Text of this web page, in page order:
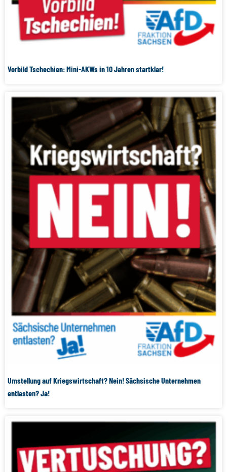
Vorbild Tschechien: Mini-AKWs in 10 Jahren startklar!
Umstellung auf Kriegswirtschaft? Nein! Sächsische Unternehmen
entlasten? Ja!